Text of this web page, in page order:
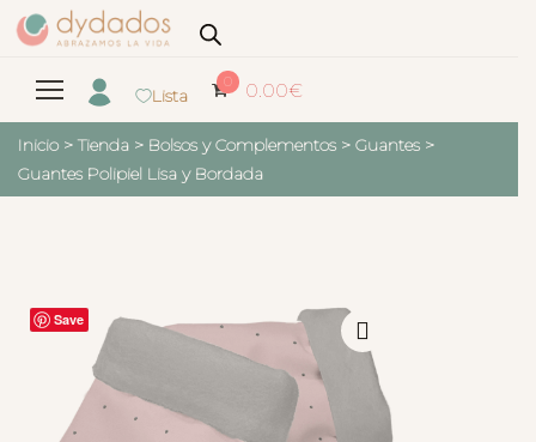
Lista
0 0.00€
Inicio > Tienda > Bolsos y Complementos > Guantes >
Guantes Polipiel Lisa y Bordada
Save